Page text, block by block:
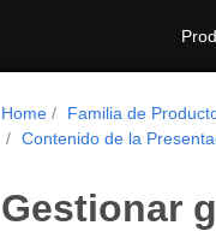
Home Familia de
Contenido de la
Gestionar